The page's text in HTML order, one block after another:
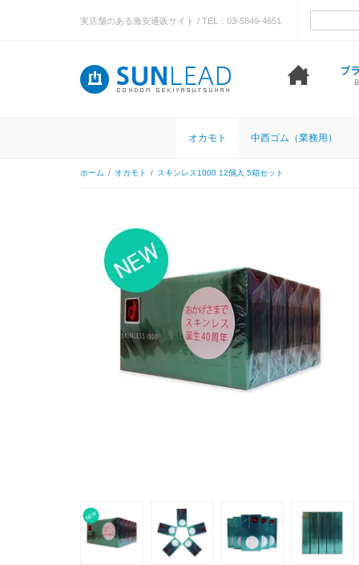
実店舗のある激安通販サイト / TEL：03-5849-4651
オカモト 中西ゴム（業務用）
ホーム / オカモト / スキンレス1000 12個入 5箱セット